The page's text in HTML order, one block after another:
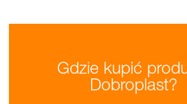
Gdzie kupić
Dobroplast?